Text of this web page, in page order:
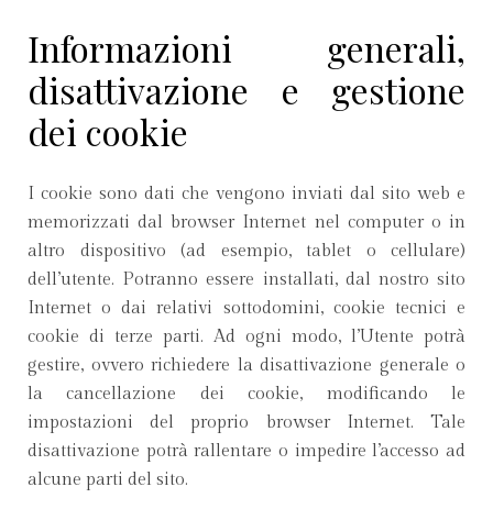
Informazioni generali,
disattivazione e gestione
dei cookie
I cookie sono dati che vengono inviati dal sito web e
memorizzati dal browser Internet nel computer o in
altro dispositivo (ad esempio, tablet o cellulare)
dell’utente. Potranno essere installati, dal nostro sito
Internet o dai relativi sottodomini, cookie tecnici e
cookie di terze parti. Ad ogni modo, l’Utente potrà
gestire, ovvero richiedere la disattivazione generale o
la cancellazione dei cookie, modificando le
impostazioni del proprio browser Internet. Tale
disattivazione potrà rallentare o impedire l’accesso ad
alcune parti del sito.